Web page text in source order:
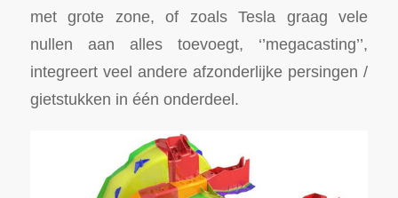
met grote zone, of zoals Tesla graag vele
nullen aan alles toevoegt, ‘’megacasting’’,
integreert veel andere afzonderlijke persingen /
gietstukken in één onderdeel.